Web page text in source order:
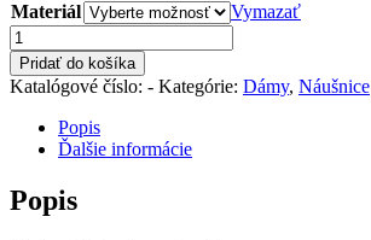
Materiál
Vymazať
množstvo
Náušnice
-
Tinny
Mallet
Pridať do košíka
Katalógové číslo: - Kategórie: Dámy, Náušnice
Popis
Ďalšie informácie
Popis